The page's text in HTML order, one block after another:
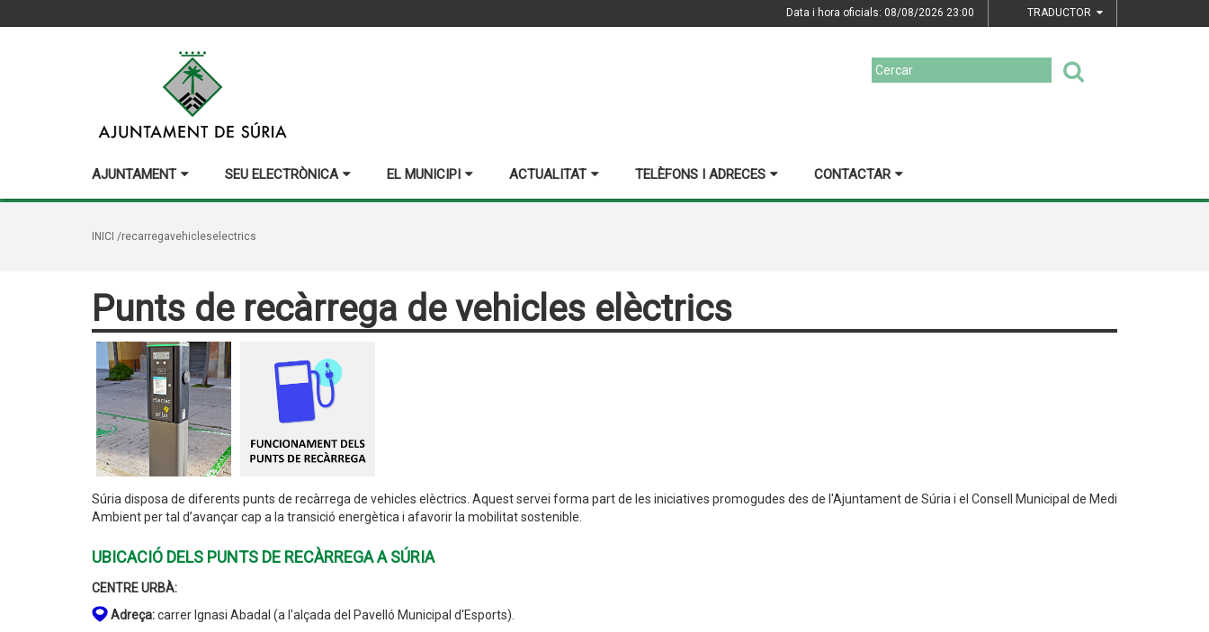
Data i hora oficials: 08/08/2026 23:00 TRADUCTOR
AJUNTAMENT SEU ELECTRÒNICA EL MUNICIPI ACTUALITAT TELÈFONS I ADRECES CONTACTAR
INICI /recarregavehicleselectrics
Punts de recàrrega de vehicles elèctrics
Súria disposa de diferents punts de recàrrega de vehicles elèctrics. Aquest servei forma part de les iniciatives promogudes des de l'Ajuntament de Súria i el Consell Municipal de Medi
Ambient per tal d’avançar cap a la transició energètica i afavorir la mobilitat sostenible.
UBICACIÓ DELS PUNTS DE RECÀRREGA A SÚRIA
CENTRE URBÀ:
Adreça:carrer Ignasi Abadal (a l'alçada del Pavelló Municipal d'Esports).